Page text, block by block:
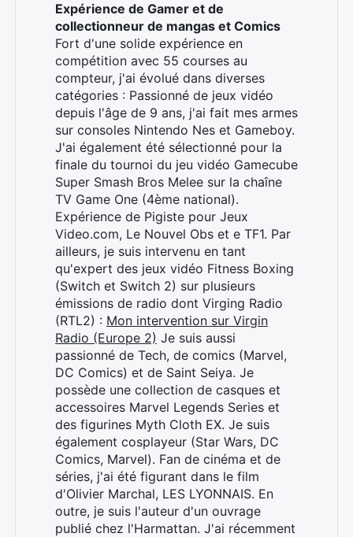
Expérience de Gamer et de
collectionneur de mangas et Comics
Fort d'une solide expérience en
compétition avec 55 courses au
compteur, j'ai évolué dans diverses
catégories : Passionné de jeux vidéo
depuis l'âge de 9 ans, j'ai fait mes armes
sur consoles Nintendo Nes et Gameboy.
J'ai également été sélectionné pour la
finale du tournoi du jeu vidéo Gamecube
Super Smash Bros Melee sur la chaîne
TV Game One (4ème national).
Expérience de Pigiste pour Jeux
Video.com, Le Nouvel Obs et e TF1. Par
ailleurs, je suis intervenu en tant
qu'expert des jeux vidéo Fitness Boxing
(Switch et Switch 2) sur plusieurs
émissions de radio dont Virging Radio
(RTL2) : Mon intervention sur Virgin
Radio (Europe 2) Je suis aussi
passionné de Tech, de comics (Marvel,
DC Comics) et de Saint Seiya. Je
possède une collection de casques et
accessoires Marvel Legends Series et
des figurines Myth Cloth EX. Je suis
également cosplayeur (Star Wars, DC
Comics, Marvel). Fan de cinéma et de
séries, j'ai été figurant dans le film
d'Olivier Marchal, LES LYONNAIS. En
outre, je suis l'auteur d'un ouvrage
publié chez l'Harmattan. J'ai récemment
Rechercher